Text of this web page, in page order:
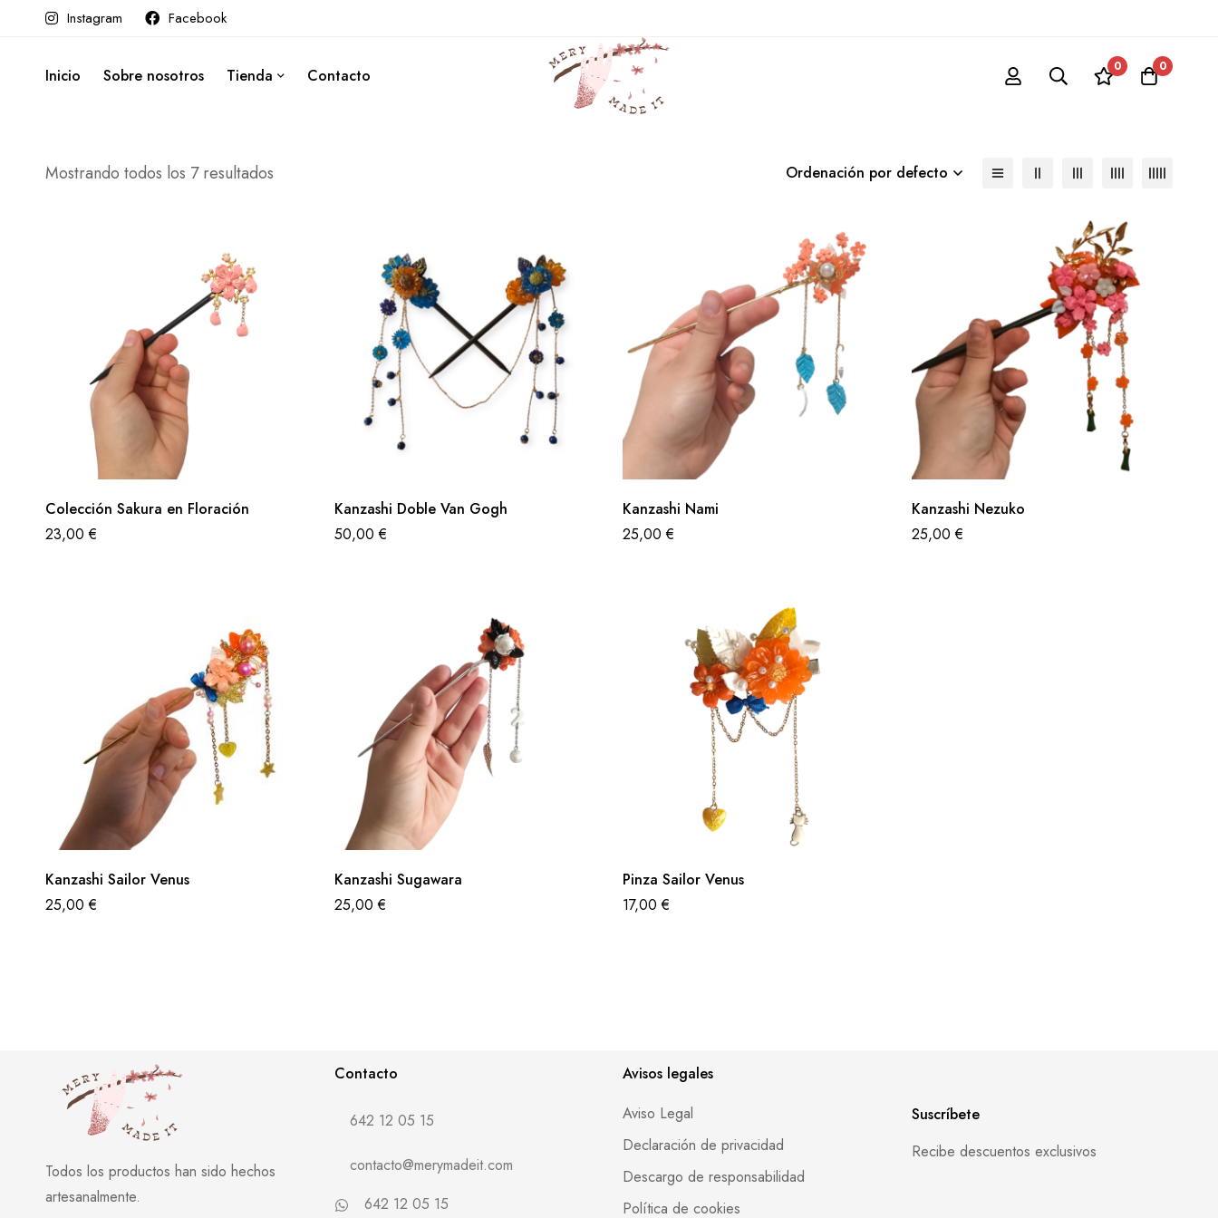
Instagram Facebook
Inicio Sobre nosotros Tienda Contacto 0 0
naranja
Productos
Mostrando todos los 7 resultados Ordenación por defecto
Colección Sakura en Floración
23,00€
Kanzashi Doble Van Gogh
50,00€
Kanzashi Nami
25,00€
Kanzashi Nezuko
25,00€
Kanzashi Sailor Venus
25,00€
Kanzashi Sugawara
25,00€
Pinza Sailor Venus
17,00€
Todos los productos han sido hechos
artesanalmente.
Contacto
642 12 05 15
contacto@merymadeit.com
642 12 05 15
Avisos legales
Aviso Legal
Declaración de privacidad
Descargo de responsabilidad
Política de cookies
Suscríbete
Recibe descuentos exclusivos